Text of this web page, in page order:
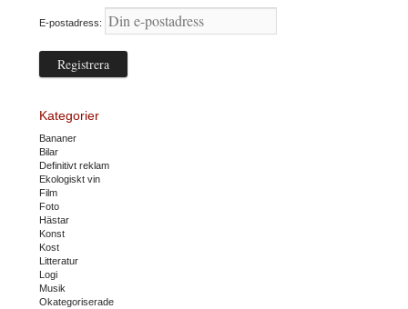
E-postadress:
Kategorier
Bananer
Bilar
Definitivt reklam
Ekologiskt vin
Film
Foto
Hästar
Konst
Kost
Litteratur
Logi
Musik
Okategoriserade